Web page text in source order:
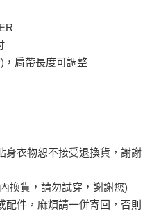
肩帶長度可調整
身衣物恕不接受退換貨，謝謝
換貨，請勿試穿，謝謝您)
件，麻煩請一併寄回，否則